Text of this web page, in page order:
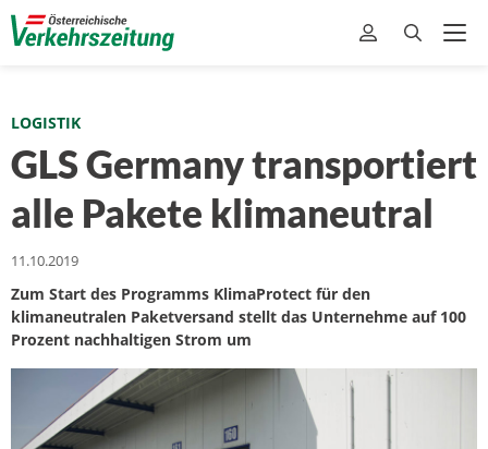
LOGISTIK
GLS Germany transportiert
alle Pakete klimaneutral
11.10.2019
Zum Start des Programms KlimaProtect für den
klimaneutralen Paketversand stellt das Unternehme auf 100
Prozent nachhaltigen Strom um